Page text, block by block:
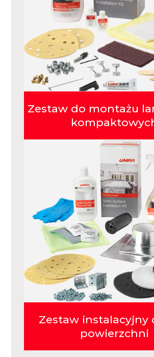
Zestaw do montażu
Zestaw instalacyjny
powierzchni